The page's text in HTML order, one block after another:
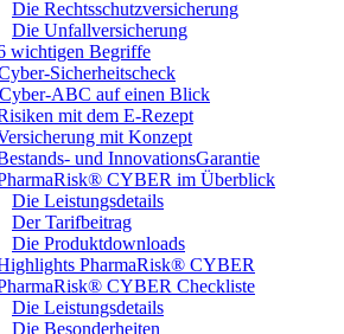
Die Rechtsschutzversicherung
Die Unfallversicherung
wichtigen Begriffe
Sicher­heits­check
ABC auf einen Blick
mit dem E-Rezept
mit Konzept
und InnovationsGarantie
CYBER im Überblick
Die Leistungsdetails
Der Tarifbeitrag
Die Produktdownloads
PharmaRisk® CYBER
CYBER Checkliste
Die Leistungsdetails
Die Besonderheiten